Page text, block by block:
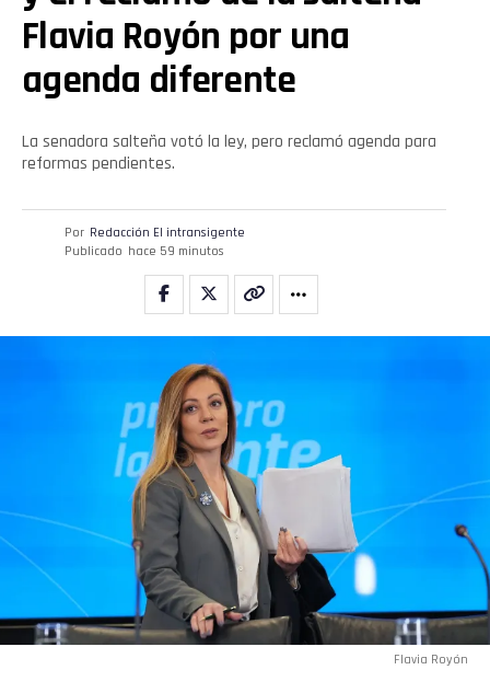
Flavia Royón por una
agenda diferente
La senadora salteña votó la ley, pero reclamó agenda para
reformas pendientes.
Por Redacción El intransigente
Publicado hace 59 minutos
Flavia Royón